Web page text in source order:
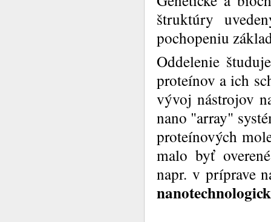
štruktúry
pochopeniu
Oddelenie
proteínov a ich
vývoj nástrojov
nano "array"
proteínových
malo byť
napr. v príprave